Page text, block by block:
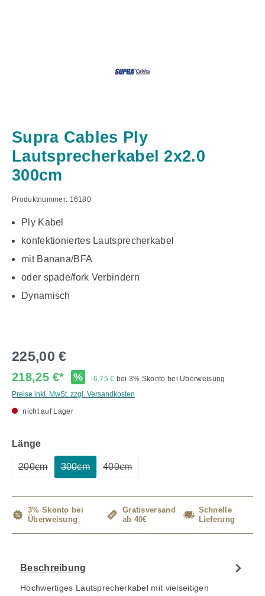
Supra Cables Ply
Lautsprecherkabel 2x2.0
300cm
Produktnummer: 16180
Ply Kabel
konfektioniertes Lautsprecherkabel
mit Banana/BFA
oder spade/fork Verbindern
Dynamisch
225,00 €
218,25 €* % -6,75 € bei 3% Skonto bei Überweisung
Preise inkl. MwSt. zzgl. Versandkosten
nicht auf Lager
Längeauswählen
200cm 300cm 400cm
3% Skonto bei
Überweisung
Gratisversand
ab 40€
Schnelle
Lieferung
Beschreibung
Hochwertiges Lautsprecherkabel mit vielseitigen